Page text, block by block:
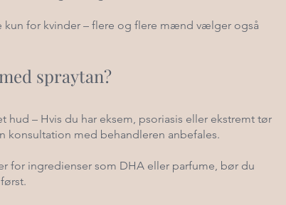
kun for kvinder – flere og flere mænd vælger også
spraytan?
– Hvis du har eksem, psoriasis eller ekstremt tør
konsultation med behandleren anbefales.
for ingredienser som DHA eller parfume, bør du